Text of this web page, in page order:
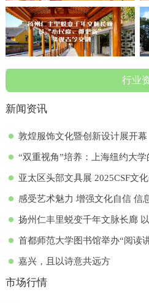
行业
新闻资讯
敦煌服饰文化暨创新设计展开幕
“双重视角”培养：上海纽约大
亚太区头部文具展 2025CSF文
首都师范大学图书馆举办“阅读
嘉兴，且以诗意共远方
市场行情